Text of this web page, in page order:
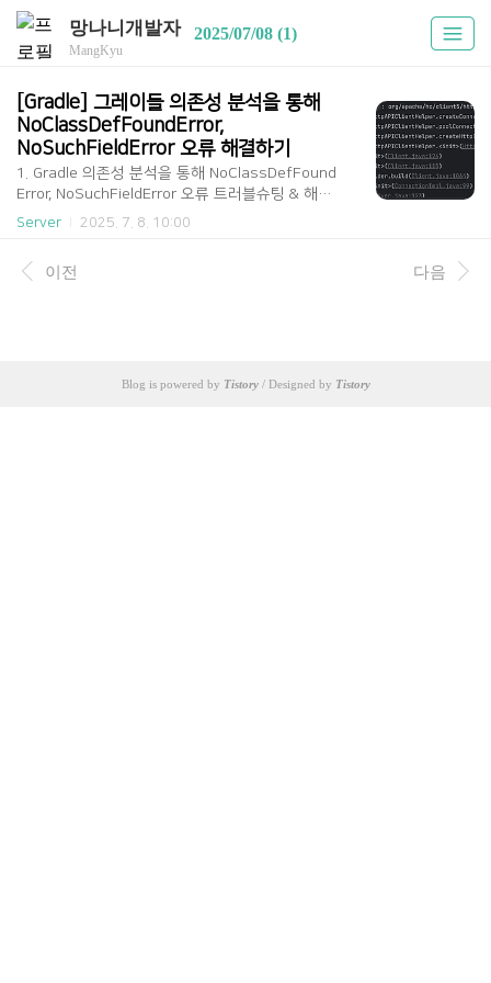
망나니개발자
MangKyu
2025/07/08 (1)
[Gradle] 그레이들 의존성 분석을 통해
NoClassDefFoundError,
NoSuchFieldError 오류 해결하기
1. Gradle 의존성 분석을 통해 NoClassDefFound
Error, NoSuchFieldError 오류 트러블슈팅 & 해결
하기[ Gradle의 의존성 분석을 위한 Task들 ]Gradl
활용하게 된다.dependencies모든 의존성과 그 트
전이 결정되었는지' 확인하는 데 용이함 먼저 depe
Server 2025. 7. 8. 10:00
이전 다음
Blog is powered by Tistory/ Designed by Tistory